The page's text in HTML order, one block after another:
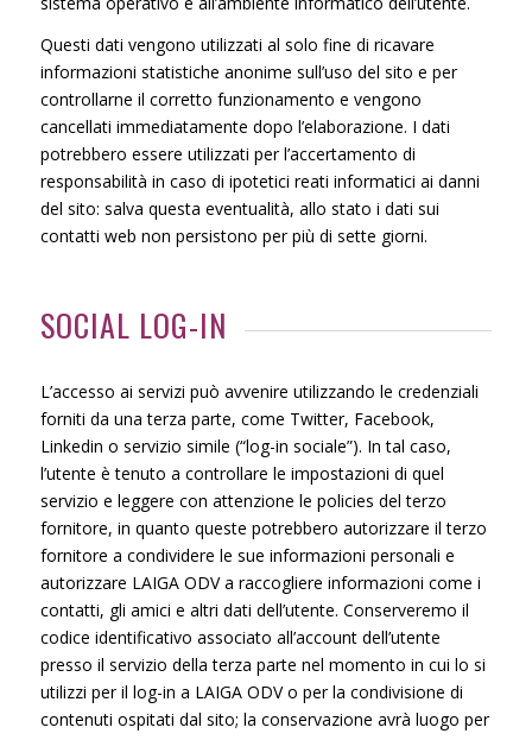
Questi dati vengono utilizzati al solo fine di ricavare
informazioni statistiche anonime sull’uso del sito e per
controllarne il corretto funzionamento e vengono
cancellati immediatamente dopo l’elaborazione. I dati
potrebbero essere utilizzati per l’accertamento di
responsabilità in caso di ipotetici reati informatici ai danni
del sito: salva questa eventualità, allo stato i dati sui
contatti web non persistono per più di sette giorni.
SOCIAL LOG-IN
L’accesso ai servizi può avvenire utilizzando le credenziali
forniti da una terza parte, come Twitter, Facebook,
Linkedin o servizio simile (“log-in sociale”). In tal caso,
l’utente è tenuto a controllare le impostazioni di quel
servizio e leggere con attenzione le policies del terzo
fornitore, in quanto queste potrebbero autorizzare il terzo
fornitore a condividere le sue informazioni personali e
autorizzare LAIGA ODV a raccogliere informazioni come i
contatti, gli amici e altri dati dell’utente. Conserveremo il
codice identificativo associato all’account dell’utente
presso il servizio della terza parte nel momento in cui lo si
utilizzi per il log-in a LAIGA ODV o per la condivisione di
contenuti ospitati dal sito; la conservazione avrà luogo per